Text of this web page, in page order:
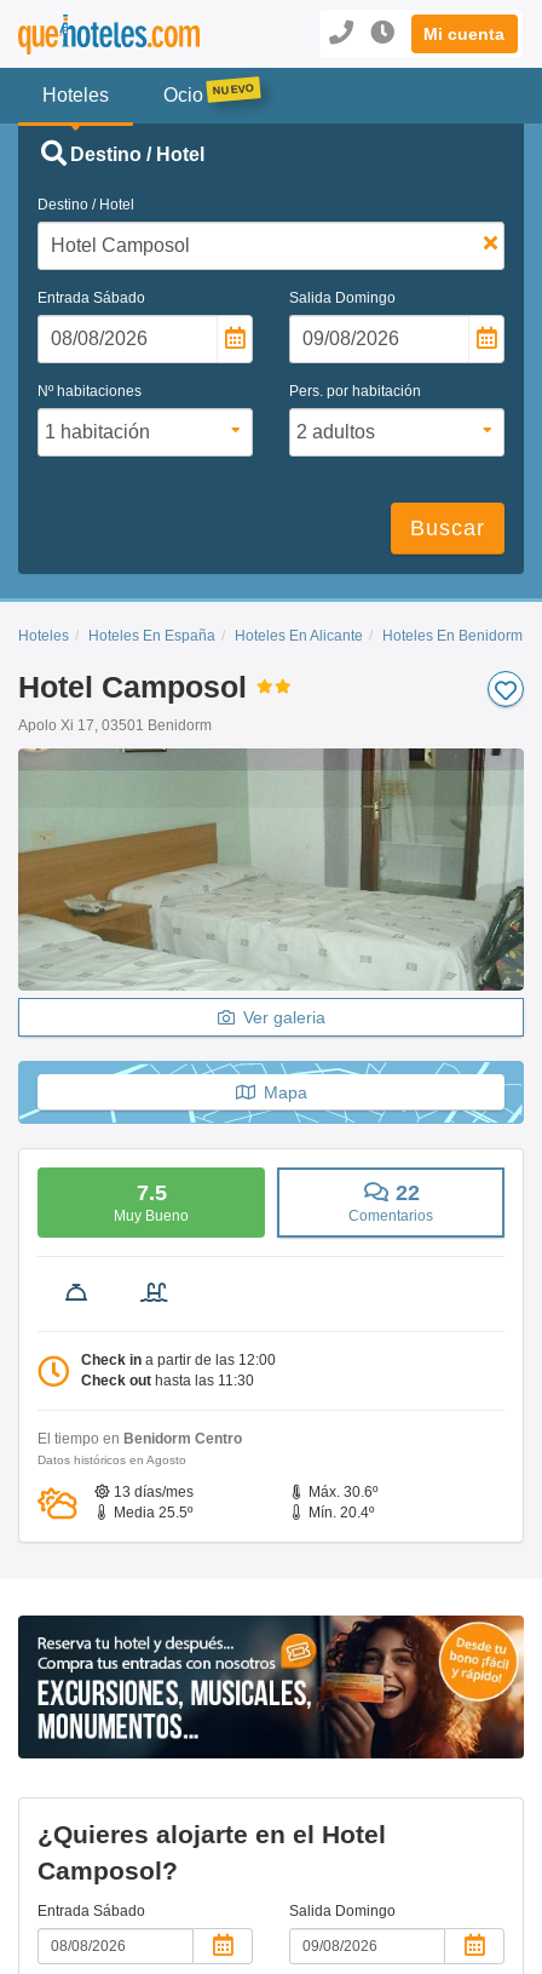
Mi cuenta
Hoteles Ocio
Destino / Hotel
Destino / Hotel
Entrada Sábado Salida Domingo
Nº habitaciones Pers. por habitación
Buscar
Hoteles Hoteles En España Hoteles En Alicante Hoteles En Benidorm
Hotel Camposol
Apolo Xi 17, 03501 Benidorm
Ver galeria
Mapa
7.5
Muy Bueno
22
Comentarios
Check in a partir de las 12:00
Check out hasta las 11:30
El tiempo en Benidorm Centro
Datos históricos en Agosto
13 días/mes
Máx. 30.6º
Media 25.5º
Mín. 20.4º
¿Quieres alojarte en el Hotel
Camposol?
Entrada Sábado Salida Domingo